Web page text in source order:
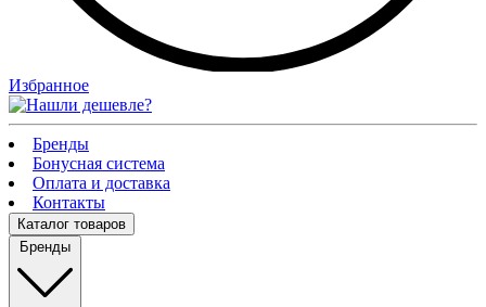
Избранное
Бренды
Бонусная система
Оплата и доставка
Контакты
Каталог товаров
Бренды